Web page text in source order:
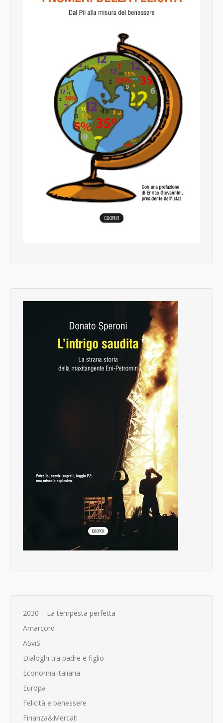
2030 – La tempesta perfetta
Amarcord
ASviS
Dialoghi tra padre e figlio
Economia italiana
Europa
Felicità e benessere
Finanza&Mercati